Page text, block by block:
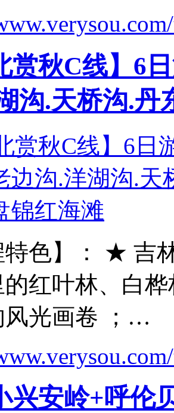
赏秋C线】6
沟.天桥沟.丹
特色】： ★ 吉
的红叶林、白
风光画卷 ；…
兴安岭+呼